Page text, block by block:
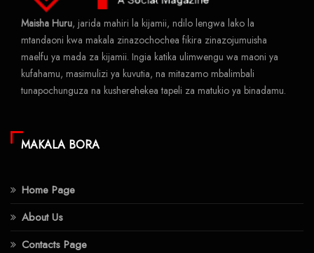
Maisha Huru, jarida mahiri la kijamii, ndilo lengwa lako la
mtandaoni kwa makala zinazochochea fikira zinazojumuisha
maelfu ya mada za kijamii. Ingia katika ulimwengu wa maoni ya
kufahamu, masimulizi ya kuvutia, na mitazamo mbalimbali
tunapochunguza na kusherehekea tapeli za matukio ya binadamu.
MAKALA BORA
Home Page
About Us
Contacts Page